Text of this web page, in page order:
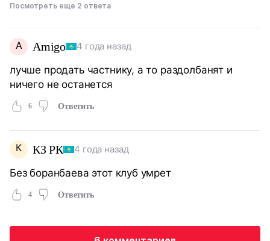
Посмотреть еще 2 ответа
A Amigo 4 года назад
лучше продать частнику, а то раздолбанят и
ничего не останется
6 Ответить
К КЗ РК 4 года назад
Без боранбаева этот клуб умрет
4 Ответить